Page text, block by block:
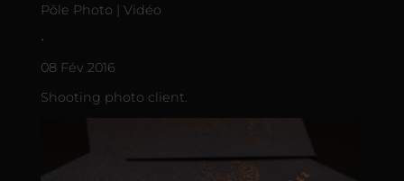
Põle Photo | Vidéo
•
08 Fév 2016
Shooting photo client.